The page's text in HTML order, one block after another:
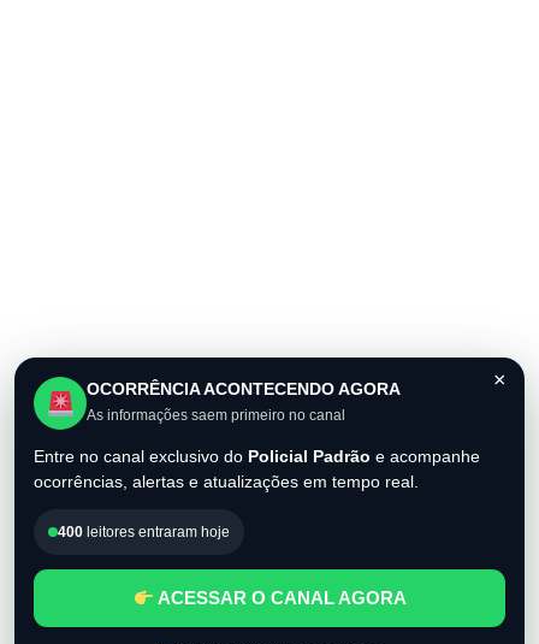
×
OCORRÊNCIA ACONTECENDO AGORA
As informações saem primeiro no canal
Entre no canal exclusivo do Policial Padrão e acompanhe
ocorrências, alertas e atualizações em tempo real.
400 leitores entraram hoje
ACESSAR O CANAL AGORA